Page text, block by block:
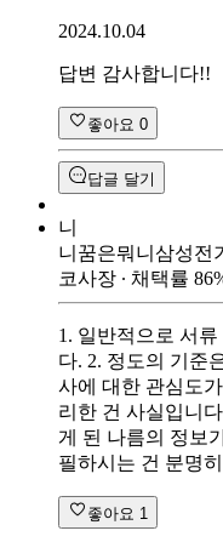
2024.10.04
답변 감사합니다!!
좋아요 0
답글 달기
니
니꿈은뭐니 삼성전기
코사장 ∙ 채택률 86
1. 일반적으로 서
다. 2. 정도의 기준
사에 대한 관심도
리한 건 사실입니
게 된 나름의 정보
필하시는 건 분명
좋아요 1